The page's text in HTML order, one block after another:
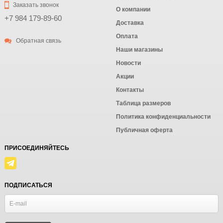
Заказать звонок
+7 984 179-89-60
Обратная связь
О компании
Доставка
Оплата
Наши магазины
Новости
Акции
Контакты
Таблица размеров
Политика конфиденциальности
Публичная оферта
ПРИСОЕДИНЯЙТЕСЬ
ПОДПИСАТЬСЯ